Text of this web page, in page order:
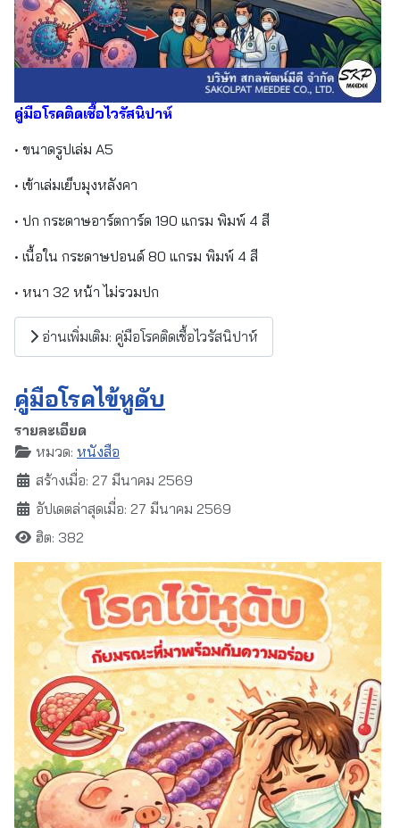
คู่มือโรคติดเชื้อไวรัสนิปาห์
• ขนาดรูปเล่ม A5
• เข้าเล่มเย็บมุงหลังคา
• ปก กระดาษอาร์ตการ์ด 190 แกรม พิมพ์ 4 สี
• เนื้อใน กระดาษปอนด์ 80 แกรม พิมพ์ 4 สี
• หนา 32 หน้า ไม่รวมปก
อ่านเพิ่มเติม: คู่มือโรคติดเชื้อไวรัสนิปาห์
คู่มือโรคไข้หูดับ
รายละเอียด
หมวด: หนังสือ
สร้างเมื่อ: 27 มีนาคม 2569
อัปเดตล่าสุดเมื่อ: 27 มีนาคม 2569
ฮิต: 382